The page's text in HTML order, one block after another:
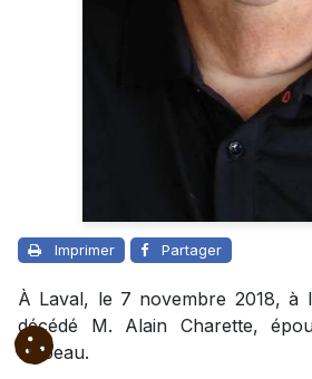
Imprimer Partager
À Laval, le 7 novembre 2018, à
décédé M. Alain Charette,
Dubeau.